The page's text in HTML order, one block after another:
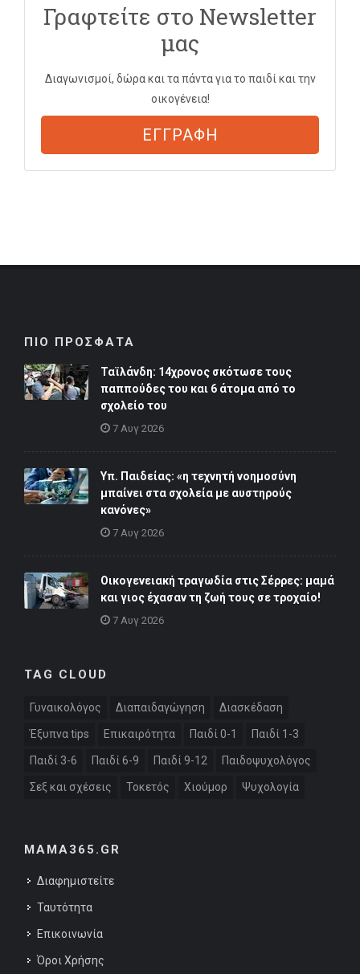
Γραφτείτε στο Newsletter
μας
Διαγωνισμοί, δώρα και τα πάντα για το παιδί και την
οικογένεια!
ΕΓΓΡΑΦΗ
ΠΙΟ ΠΡΟΣΦΑΤΑ
Ταϊλάνδη: 14χρονος σκότωσε τους
παππούδες του και 6 άτομα από το
σχολείο του
7 Αυγ 2026
Υπ. Παιδείας: «η τεχνητή νοημοσύνη
μπαίνει στα σχολεία με αυστηρούς
κανόνες»
7 Αυγ 2026
Οικογενειακή τραγωδία στις Σέρρες: μαμά
και γιος έχασαν τη ζωή τους σε τροχαίο!
7 Αυγ 2026
TAG CLOUD
Γυναικολόγος Διαπαιδαγώγηση Διασκέδαση
Έξυπνα tips Επικαιρότητα Παιδί 0-1 Παιδί 1-3
Παιδί 3-6 Παιδί 6-9 Παιδί 9-12 Παιδοψυχολόγος
Σεξ και σχέσεις Τοκετός Χιούμορ Ψυχολογία
MAMA365.GR
Διαφημιστείτε
Ταυτότητα
Επικοινωνία
Όροι Χρήσης